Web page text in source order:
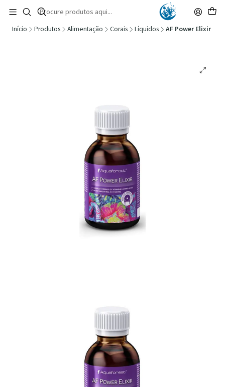
🚚 Portugal Continental: Portes Grátis desde 149,90€ (Envio extresso: 14,90€)
Ler mais
Início Produtos Alimentação Corais Líquidos AF Power Elixir